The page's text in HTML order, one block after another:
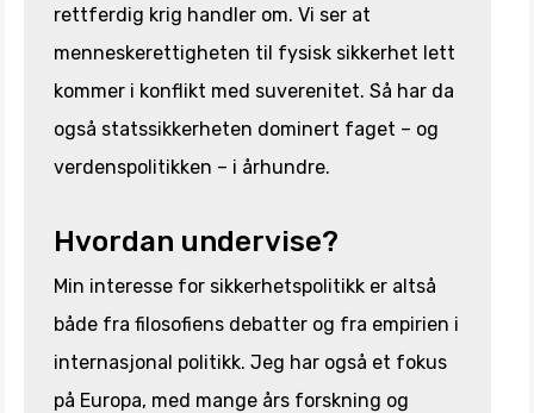
rettferdig krig handler om. Vi ser at
menneskerettigheten til fysisk sikkerhet lett
kommer i konflikt med suverenitet. Så har da
også statssikkerheten dominert faget – og
verdenspolitikken – i århundre.
Hvordan undervise?
Min interesse for sikkerhetspolitikk er altså
både fra filosofiens debatter og fra empirien i
internasjonal politikk. Jeg har også et fokus
på Europa, med mange års forskning og